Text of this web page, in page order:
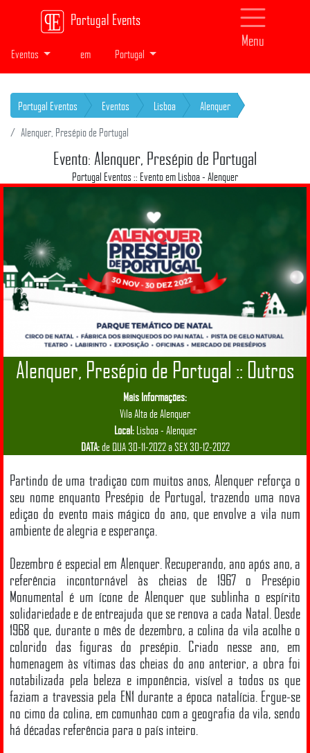
Portugal Events
Menu
Eventos em Portugal
Portugal Eventos Eventos Lisboa
Alenquer
Alenquer, Presépio de Portugal
Evento: Alenquer, Presépio de Portugal
Portugal Eventos :: Evento em Lisboa - Alenquer
Alenquer, Presépio de Portugal :: Outros
Mais Informações:
Vila Alta de Alenquer
Local:Lisboa - Alenquer
DATA:de QUA 30-11-2022 a SEX 30-12-2022
Partindo de uma tradição com muitos anos, Alenquer reforça o
seu nome enquanto Presépio de Portugal, trazendo uma nova
edição do evento mais mágico do ano, que envolve a vila num
ambiente de alegria e esperança.
Dezembro é especial em Alenquer. Recuperando, ano após ano, a
referência incontornável às cheias de 1967 o Presépio
Monumental é um ícone de Alenquer que sublinha o espírito
solidariedade e de entreajuda que se renova a cada Natal. Desde
1968 que, durante o mês de dezembro, a colina da vila acolhe o
colorido das figuras do presépio. Criado nesse ano, em
homenagem às vítimas das cheias do ano anterior, a obra foi
notabilizada pela beleza e imponência, visível a todos os que
faziam a travessia pela EN1 durante a época natalícia. Ergue-se
no cimo da colina, em comunhão com a geografia da vila, sendo
há décadas referência para o país inteiro.